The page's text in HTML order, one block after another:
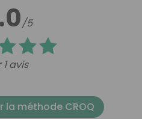
/5
1 avis
la méthode CROQ